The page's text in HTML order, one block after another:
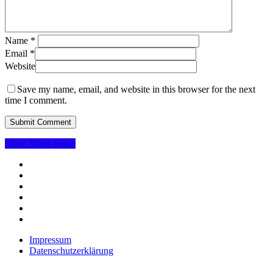
Name *
Email *
Website
Save my name, email, and website in this browser for the next
time I comment.
Share
Share Share Share
Impressum
Datenschutzerklärung